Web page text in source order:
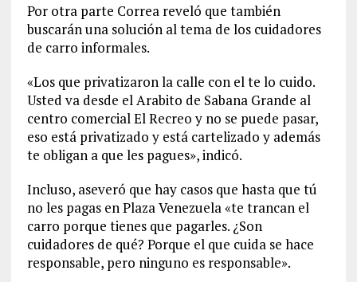
Por otra parte Correa reveló que también
buscarán una solución al tema de los cuidadores
de carro informales.
«Los que privatizaron la calle con el te lo cuido.
Usted va desde el Arabito de Sabana Grande al
centro comercial El Recreo y no se puede pasar,
eso está privatizado y está cartelizado y además
te obligan a que les pagues», indicó.
Incluso, aseveró que hay casos que hasta que tú
no les pagas en Plaza Venezuela «te trancan el
carro porque tienes que pagarles. ¿Son
cuidadores de qué? Porque el que cuida se hace
responsable, pero ninguno es responsable».